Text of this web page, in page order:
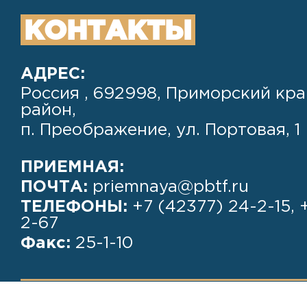
КОНТАКТЫ
АДРЕС:
Россия , 692998, Приморский
район,
п. Преображение, ул. Портовая, 1
ПРИЕМНАЯ:
ПОЧТА: priemnaya@pbtf.ru
ТЕЛЕФОНЫ: +7 (42377) 24-2-15,
2-67
Факс: 25-1-10